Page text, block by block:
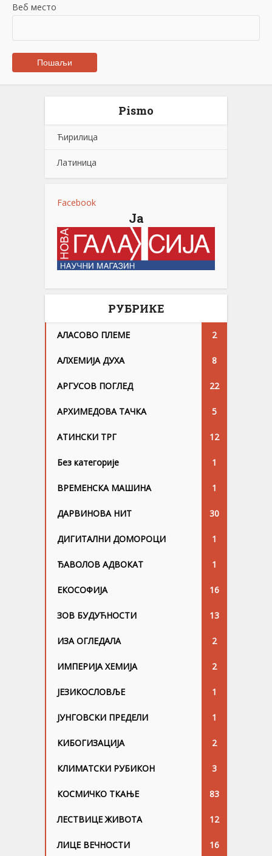
Веб место
Pismo
Ћирилица
Латиница
Facebook
Ја
РУБРИКЕ
АЛАСОВО ПЛЕМЕ 2
АЛХЕМИЈА ДУХА 8
АРГУСОВ ПОГЛЕД 22
АРХИМЕДОВА ТАЧКА 5
АТИНСКИ ТРГ 12
Без категорије 1
ВРЕМЕНСКА МАШИНА 1
ДАРВИНОВА НИТ 30
ДИГИТАЛНИ ДОМОРОЦИ 1
ЂАВОЛОВ АДВОКАТ 1
ЕКОСОФИЈА 16
ЗОВ БУДУЋНОСТИ 13
ИЗА ОГЛЕДАЛА 2
ИМПЕРИЈА ХЕМИЈА 2
ЈЕЗИКОСЛОВЉЕ 1
ЈУНГОВСKИ ПРЕДЕЛИ 1
КИБОГИЗАЦИЈА 2
КЛИМАТСКИ РУБИКОН 3
КОСМИЧКО ТКАЊЕ 83
ЛЕСТВИЦЕ ЖИВОТА 12
ЛИЦЕ ВЕЧНОСТИ 16